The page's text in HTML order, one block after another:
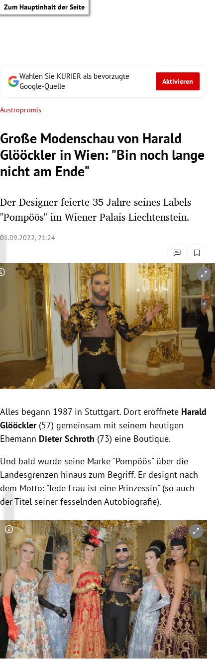
Zum Hauptinhalt der Seite
Untermenü
Untermenü
Untermenü
Untermenü
Untermenü
Untermenü
Untermenü
Untermenü
Wählen Sie KURIER als bevorzugte
Google-Quelle
Aktivieren
Austropromis
Große Modenschau von Harald
Glööckler in Wien: "Bin noch lange
nicht am Ende"
Der Designer feierte 35 Jahre seines Labels
"Pompöös" im Wiener Palais Liechtenstein.
01.09.2022, 21:24
Copyright-Hinweis öffnen/schließen
Alles begann 1987 in Stuttgart. Dort eröffnete Harald
Glööckler(57) gemeinsam mit seinem heutigen
Ehemann Dieter Schroth (73) eine Boutique.
Und bald wurde seine Marke "Pompöös" über die
Landesgrenzen hinaus zum Begriff. Er designt nach
dem Motto: "Jede Frau ist eine Prinzessin" (so auch
der Titel seiner fesselnden Autobiografie).
Copyright-Hinweis öffnen/schließen